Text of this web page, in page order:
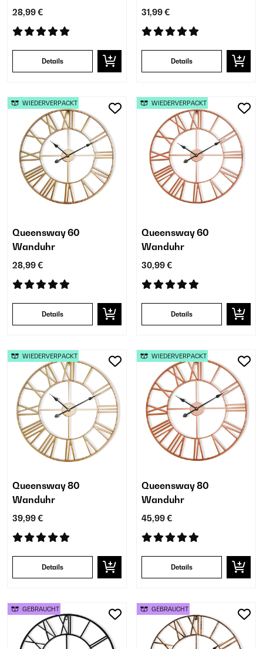
28,99 €
Details
31,99 €
Details
Queensway 60
Wanduhr
28,99 €
Details
WIEDERVERPACKT
Queensway 60
Wanduhr
30,99 €
Details
WIEDERVERPACKT
Queensway 80
Wanduhr
39,99 €
Details
WIEDERVERPACKT
Queensway 80
Wanduhr
45,99 €
Details
WIEDERVERPACKT
GEBRAUCHT GEBRAUCHT